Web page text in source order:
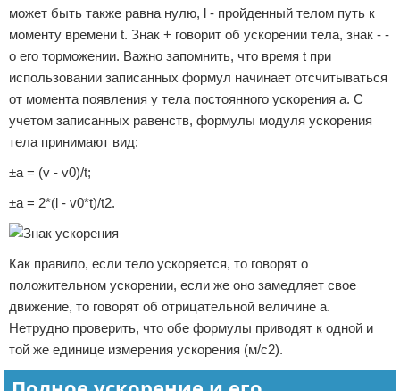
может быть также равна нулю, l - пройденный телом путь к
моменту времени t. Знак + говорит об ускорении тела, знак - -
о его торможении. Важно запомнить, что время t при
использовании записанных формул начинает отсчитываться
от момента появления у тела постоянного ускорения a. С
учетом записанных равенств, формулы модуля ускорения
тела принимают вид:
±a = (v - v0)/t;
±a = 2*(l - v0*t)/t2.
Как правило, если тело ускоряется, то говорят о
положительном ускорении, если же оно замедляет свое
движение, то говорят об отрицательной величине a.
Нетрудно проверить, что обе формулы приводят к одной и
той же единице измерения ускорения (м/с2).